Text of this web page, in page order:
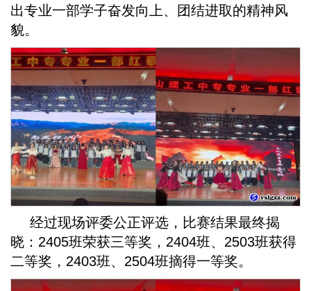
出专业一部学子奋发向上、团结进取的精神风
貌。
经过现场评委公正评选，比赛结果最终揭
晓：2405班荣获三等奖，2404班、2503班获得
二等奖，2403班、2504班摘得一等奖。